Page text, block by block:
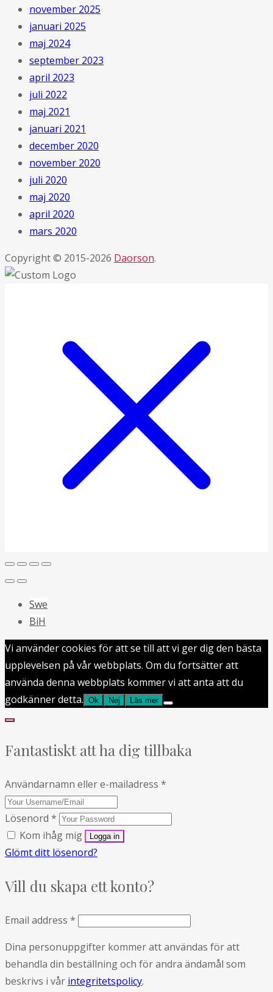
november 2025
januari 2025
maj 2024
september 2023
april 2023
juli 2022
maj 2021
januari 2021
december 2020
november 2020
juli 2020
maj 2020
april 2020
mars 2020
Copyright © 2015-2026 Daorson.
Swe
BiH
Vi använder cookies för att se till att vi ger dig den bästa
upplevelsen på vår webbplats. Om du fortsätter att
använda denna webbplats kommer vi att anta att du
godkänner detta. Ok Nej Läs mer
Fantastiskt att ha dig tillbaka
Användarnamn eller e-mailadress *
Lösenord *
Kom ihåg mig
Glömt ditt lösenord?
Vill du skapa ett konto?
Email address *
Dina personuppgifter kommer att användas för att
behandla din beställning och för andra ändamål som
beskrivs i vår integritetspolicy.